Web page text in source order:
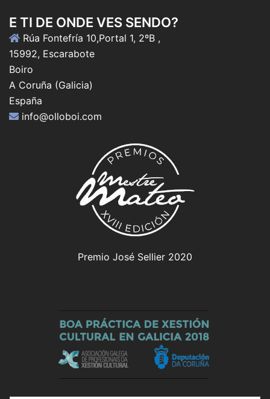
E TI DE ONDE VES SENDO?
Rúa Fontefría 10,Portal 1, 2ºB ,
15992, Escarabote
Boiro
A Coruña (Galicia)
España
info@olloboi.com
Premio José Sellier 2020